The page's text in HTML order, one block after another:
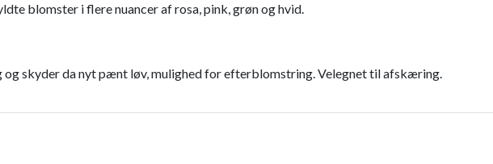
blomster i flere nuancer af rosa, pink, grøn og hvid.
og skyder da nyt pænt løv, mulighed for efterblomstring. Velegnet til afskæring.